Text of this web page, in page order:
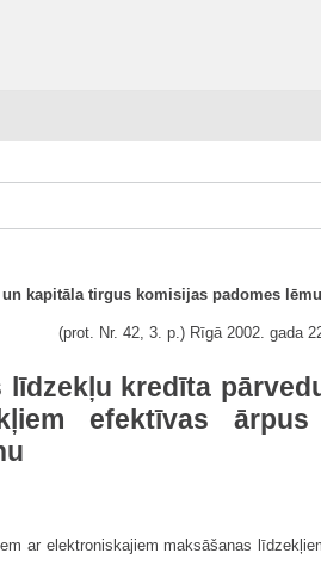
un kapitāla tirgus komisijas padomes
(prot. Nr. 42, 3. p.) Rīgā 2002. gada
kredīta
efektīvas
ar elektroniskajiem maksāšanas